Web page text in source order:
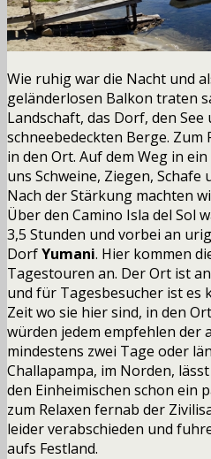
Wie ruhig war die Nacht und
geländerlosen Balkon traten
Landschaft, das Dorf, den
schneebedeckten Berge.
in den Ort. Auf dem Weg in
uns Schweine, Ziegen,
Nach der Stärkung machten
Über den Camino Isla del Sol
3,5 Stunden und vorbei an
DorfYumani. Hier kommen
Tagestouren an. Der Ort ist
und für Tagesbesucher ist es
Zeit wo sie hier sind, in den
würden jedem empfehlen der
mindestens zwei Tage oder
Challapampa, im Norden,
den Einheimischen schon ein
zum Relaxen fernab der
leider verabschieden und
aufs Festland.